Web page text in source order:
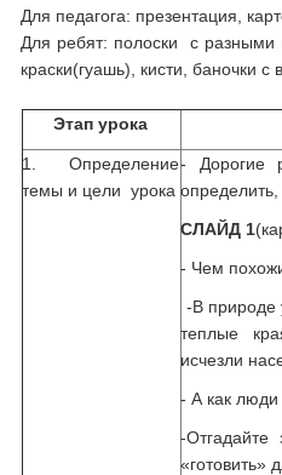
Для педагога: презентация,
Для ребят: полоски с разными
краски(гуашь), кисти, баночки с
Этап урока
1. Определение
темы и цели урока
- Дорогие
СЛАЙД 1
- Чем
-В природе
теплые
исчезли
- А как люди
-
«готовить»